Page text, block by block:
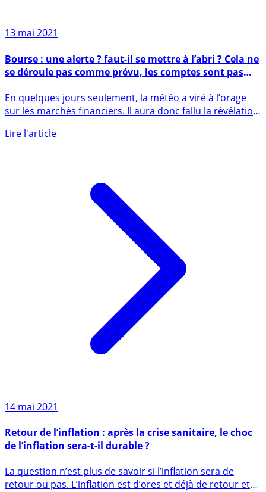
13 mai 2021
Bourse : une alerte ? faut-il se mettre à l’abri ? Cela ne
se déroule pas comme prévu, les comptes sont pas
En quelques jours seulement, la météo a viré à l’orage
sur les marchés financiers. Il aura donc fallu la révélation
Lire l'article
14 mai 2021
Retour de l’inflation : après la crise sanitaire, le choc
de l’inflation sera-t-il durable ?
La question n’est plus de savoir si l’inflation sera de
retour ou pas. L’inflation est d’ores et déjà de retour et